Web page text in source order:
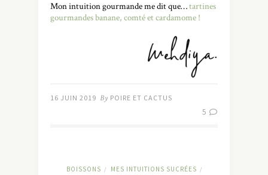
Mon intuition gourmande me dit que…tartines
gourmandes banane, comté et cardamome !
16 JUIN 2019 By POIRE ET CACTUS
5
BOISSONS / MES INTUITIONS SUCRÉES /